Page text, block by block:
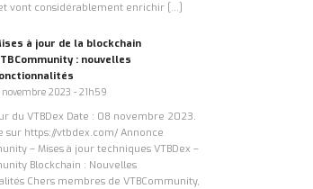
vont considérablement enrichir […]
à jour de la blockchain
: nouvelles
novembre 2023 - 21h59
du VTBDex Date : 08 novembre 2023.
sur https://vtbdex.com/ Annonce
– Mises à jour techniques VTBDex –
Blockchain : Nouvelles
Chers membres de VTBCommunity,